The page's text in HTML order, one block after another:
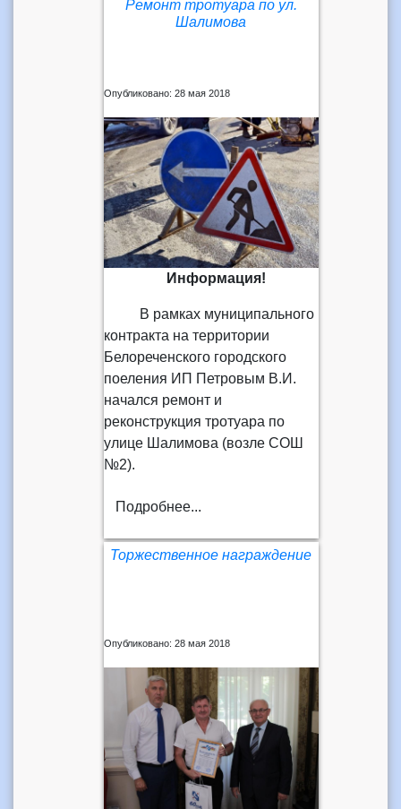
Ремонт тротуара по ул.
Шалимова
Опубликовано: 28 мая 2018
Информация!
В рамках муниципального
контракта на территории
Белореченского городского
поеления ИП Петровым В.И.
начался ремонт и
реконструкция тротуара по
улице Шалимова (возле СОШ
№2).
Подробнее...
Торжественное награждение
Опубликовано: 28 мая 2018